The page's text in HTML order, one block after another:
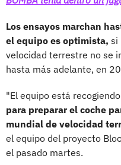
Los ensayos marchan
el equipo es optimista, si
velocidad terrestre no se
hasta más adelante, en
"El equipo está
para preparar el coche
mundial de velocidad
el equipo del proyecto
el pasado martes.